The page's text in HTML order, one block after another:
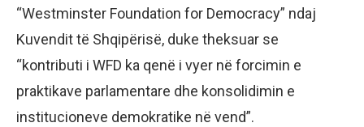
“Westminster Foundation for Democracy” ndaj
Kuvendit të Shqipërisë, duke theksuar se
“kontributi i WFD ka qenë i vyer në forcimin e
praktikave parlamentare dhe konsolidimin e
institucioneve demokratike në vend”.